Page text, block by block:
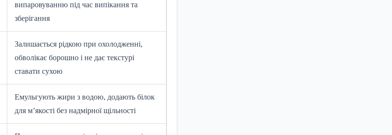
випаровуванню під час випікання та
зберігання
Залишається рідкою при охолодженні,
обволікає борошно і не дає текстурі
ставати сухою
Емульгують жири з водою, додають білок
для м’якості без надмірної щільності